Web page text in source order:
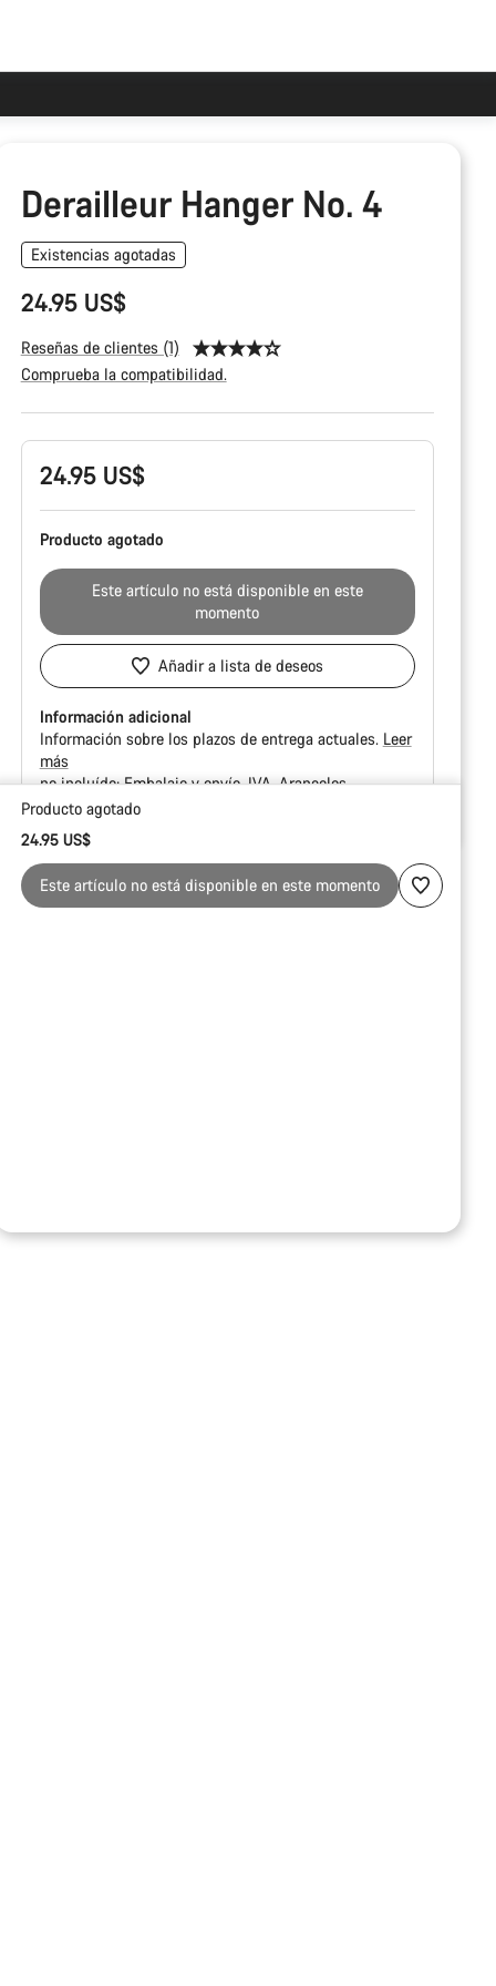
Derailleur Hanger No. 4
Existencias agotadas
24.95 US$
Reseñas de clientes (1)
Comprueba la compatibilidad.
Configuración
del24.95 US$
Producto agotado
Este artículo no está disponible en este
momento
Añadir a lista de deseos
Información adicional
Información sobre los plazos de entrega actuales. Leer
más
no incluído:Embalaje y envíoIVAAranceles
de
compra
Producto agotado
24.95 US$
Este artículo no está disponible en este momento